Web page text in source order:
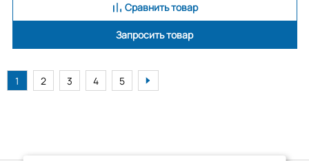
Сравнить товар
Запросить товар
1 2 3 4 5